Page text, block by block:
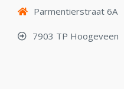
Parmentierstraat 6A
7903 TP Hoogeveen